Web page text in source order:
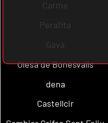
Carme
Perafita
Gavà
Olesa de Bonesvalls
dena
Castellcir